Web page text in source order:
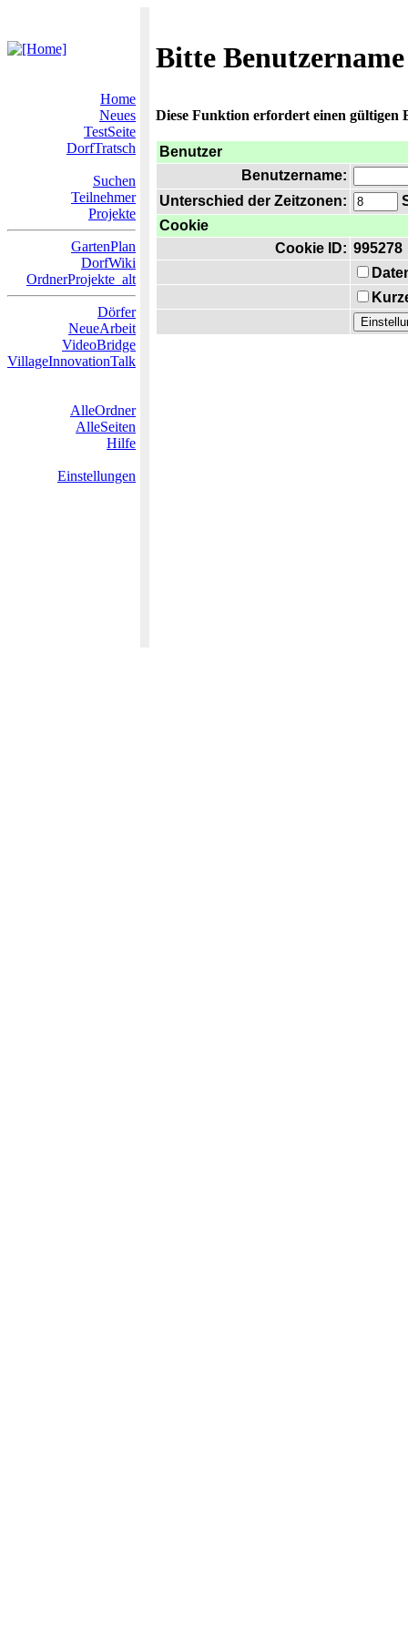
Bitte
Home
Neues
TestSeite
DorfTratsch
Suchen
Teilnehmer
Projekte
GartenPlan
DorfWiki
OrdnerProjekte_alt
Dörfer
NeueArbeit
VideoBridge
VillageInnovationTalk
AlleOrdner
AlleSeiten
Hilfe
Einstellungen
Diese Funktion erfordert einen gültigen
Benutzer
Benutzername:
Unterschied der Zeitzonen:
Cookie
Cookie ID: 995278